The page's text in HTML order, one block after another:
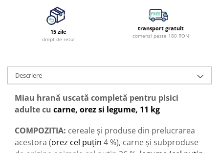
15 zile
drept de retur
transport gratuit
comenzi peste 180 RON
Descriere
Miau hrană uscată completă pentru pisici
adultecu carne, orez si legume, 11 kg
COMPOZITIA: cereale și produse din prelucrarea
acestora (orez cel puţin 4 %), carne şi subproduse